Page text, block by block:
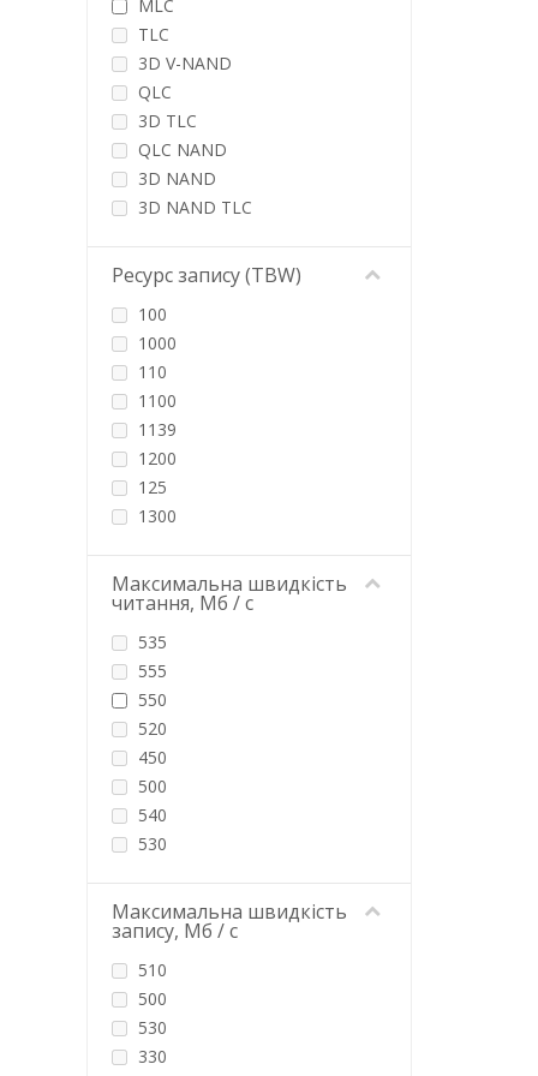
Verbatim
WD
Western Digital
Wibrand
MLC
TLC
3D V-NAND
QLC
3D TLC
QLC NAND
3D NAND
3D NAND TLC
Ресурс запису (TBW)
100
1000
110
1100
1139
1200
125
1300
14000
150
1500
160
1600
170
1700
1752
17520
1800
200
2000
21024
21850
220
2200
Максимальна швидкість
читання, Мб / с
535
555
550
520
450
500
540
530
2500
2200
300
495
470
Максимальна швидкість
запису, Мб / с
510
500
530
330